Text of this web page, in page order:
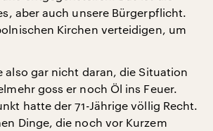
aber auch unsere Bürgerpflicht.
Kirchen verteidigen, um
also gar nicht daran, die Situation
goss er noch Öl ins Feuer.
hatte der 71-Jährige völlig Recht.
Dinge, die noch vor Kurzem